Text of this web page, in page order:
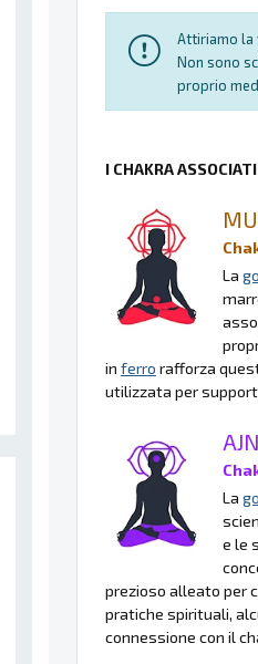
Attiriamo la
Non sono
proprio
I CHAKRA
La
in ferro rafforza
utilizzata per
La
e le
prezioso alleato per
pratiche spirituali,
connessione con il